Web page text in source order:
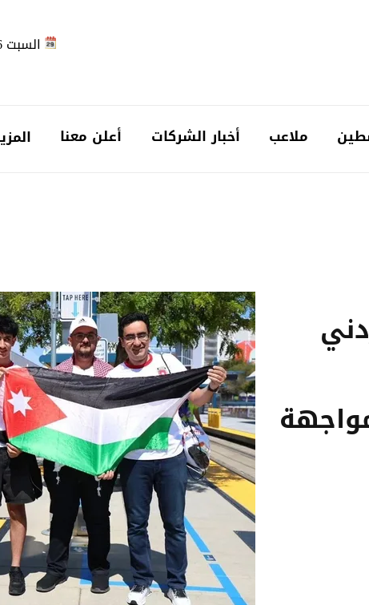
السبت 2026-08-08
ملاعب أخبار الشركات أعلن معنا